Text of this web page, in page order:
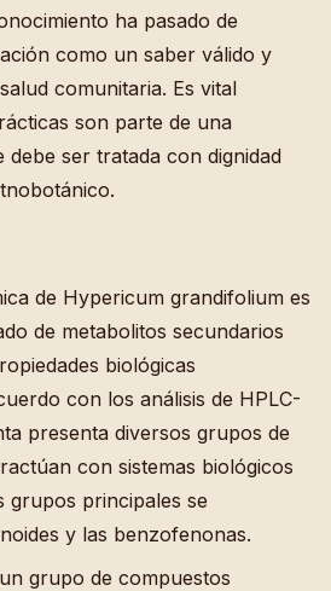
ha pasado de
como un saber válido y
comunitaria. Es vital
son parte de una
ser tratada con dignidad
de Hypericum grandifolium es
de metabolitos secundarios
biológicas
con los análisis de HPLC-
presenta diversos grupos de
con sistemas biológicos
grupos principales se
y las benzofenonas.
grupo de compuestos